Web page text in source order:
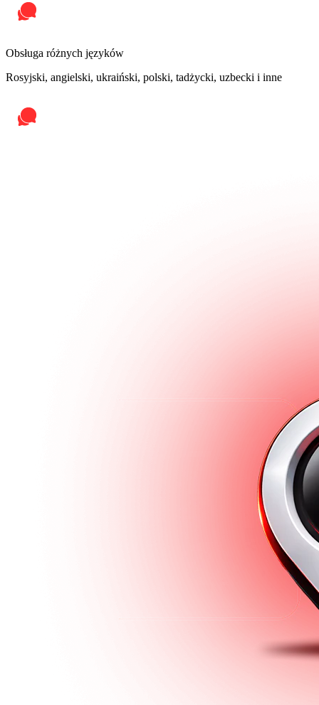
Obsługa różnych języków
Rosyjski, angielski, ukraiński, polski, tadżycki, uzbecki i inne